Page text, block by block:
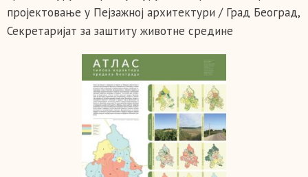
пројектовање у Пејзажној архитектури / Град Београд,
Секретаријат за заштиту животне средине